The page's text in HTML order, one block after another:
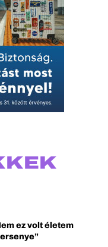
ez volt életem